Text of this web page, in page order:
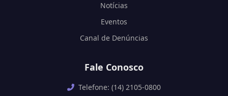
Notícias
Eventos
Canal de Denúncias
Fale Conosco
Telefone: (14) 2105-0800